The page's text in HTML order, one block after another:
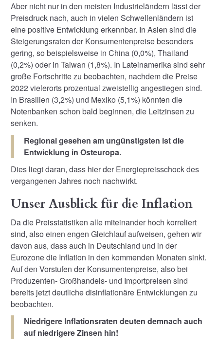
Aber nicht nur in den meisten Industrieländern lässt der
Preisdruck nach, auch in vielen Schwellenländern ist
eine positive Entwicklung erkennbar. In Asien sind die
Steigerungsraten der Konsumentenpreise besonders
gering, so beispielsweise in China (0,0%), Thailand
(0,2%) oder in Taiwan (1,8%). In Lateinamerika sind sehr
große Fortschritte zu beobachten, nachdem die Preise
2022 vielerorts prozentual zweistellig angestiegen sind.
In Brasilien (3,2%) und Mexiko (5,1%) könnten die
Notenbanken schon bald beginnen, die Leitzinsen zu
senken.
Regional gesehen am ungünstigsten ist die
Entwicklung in Osteuropa.
Dies liegt daran, dass hier der Energiepreisschock des
vergangenen Jahres noch nachwirkt.
Unser Ausblick für die Inflation
Da die Preisstatistiken alle miteinander hoch korreliert
sind, also einen engen Gleichlauf aufweisen, gehen wir
davon aus, dass auch in Deutschland und in der
Eurozone die Inflation in den kommenden Monaten sinkt.
Auf den Vorstufen der Konsumentenpreise, also bei
Produzenten- Großhandels- und Importpreisen sind
bereits jetzt deutliche disinflationäre Entwicklungen zu
beobachten.
Niedrigere Inflationsraten deuten demnach auch
auf niedrigere Zinsen hin!